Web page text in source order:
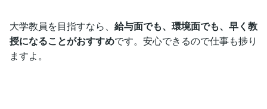
大学教員を目指すなら、 給与面でも、環境面でも、早く教
授になることがおすすめです。安心できるので仕事も捗り
ますよ。